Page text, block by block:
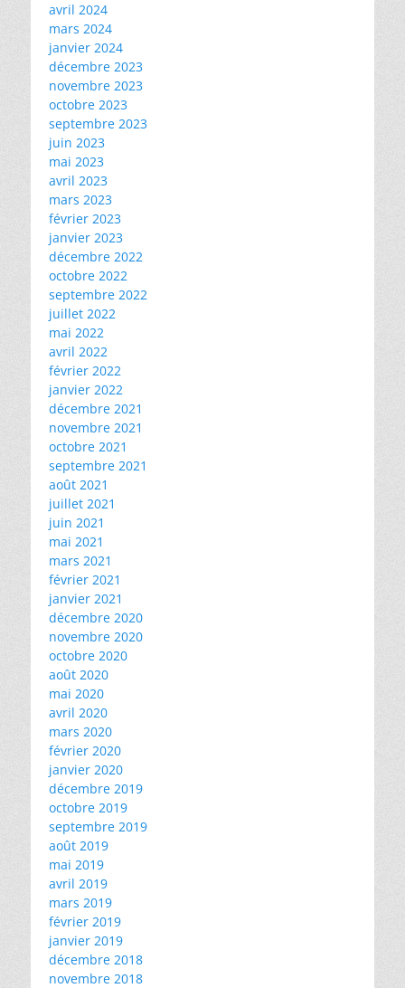
avril 2024
mars 2024
janvier 2024
décembre 2023
novembre 2023
octobre 2023
septembre 2023
juin 2023
mai 2023
avril 2023
mars 2023
février 2023
janvier 2023
décembre 2022
octobre 2022
septembre 2022
juillet 2022
mai 2022
avril 2022
février 2022
janvier 2022
décembre 2021
novembre 2021
octobre 2021
septembre 2021
août 2021
juillet 2021
juin 2021
mai 2021
mars 2021
février 2021
janvier 2021
décembre 2020
novembre 2020
octobre 2020
août 2020
mai 2020
avril 2020
mars 2020
février 2020
janvier 2020
décembre 2019
octobre 2019
septembre 2019
août 2019
mai 2019
avril 2019
mars 2019
février 2019
janvier 2019
décembre 2018
novembre 2018